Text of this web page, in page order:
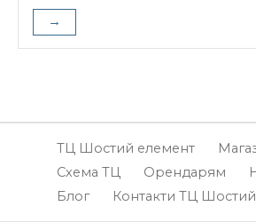
→
ТЦ Шостий елемент
Схема ТЦ
Орендарям
Блог
Контакти ТЦ